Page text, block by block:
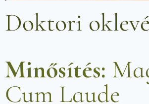
Doktori
Minősítés:
Cum Laude